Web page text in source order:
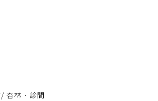
/ 杏林．診間